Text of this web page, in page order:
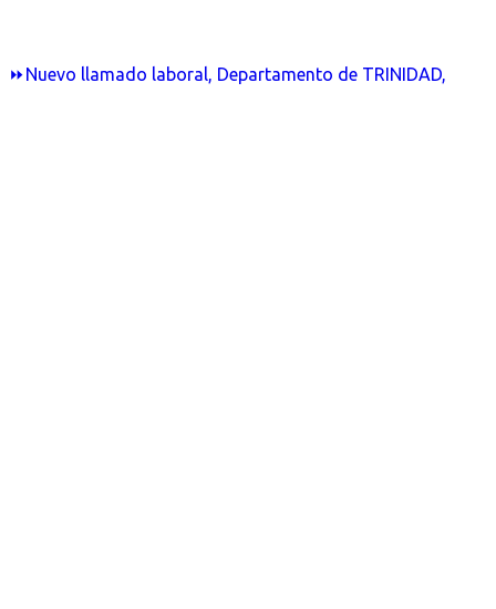
⏩Nuevo llamado laboral, Departamento de TRINIDAD,